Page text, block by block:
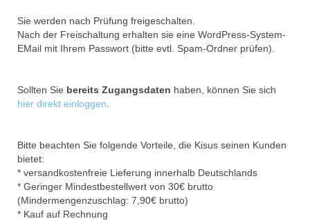
Sie werden nach Prüfung freigeschalten.
Nach der Freischaltung erhalten sie eine WordPress-System-
EMail mit Ihrem Passwort (bitte evtl. Spam-Ordner prüfen).
Sollten Sie bereits Zugangsdaten haben, können Sie sich
hier direkt einloggen.
Bitte beachten Sie folgende Vorteile, die Kisus seinen Kunden
bietet:
* versandkostenfreie Lieferung innerhalb Deutschlands
* Geringer Mindestbestellwert von 30€ brutto
(Mindermengenzuschlag: 7,90€ brutto)
* Kauf auf Rechnung